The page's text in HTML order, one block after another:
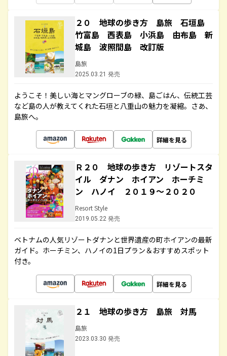
２０ 地球の歩き方 島旅 石垣島
竹富島 西表島 小浜島 由布島 新
城島 波照間島 改訂版
島旅
2025.03.21 発売
ようこそ！美しい海とマングローブの緑、島ごはん、伝統工芸
など島の人が教えてくれた石垣と八重山の魅力を凝縮。さあ、
島旅へ。
詳細を見る
Ｒ２０ 地球の歩き方 リゾートスタ
イル ダナン ホイアン ホーチミ
ン ハノイ ２０１９～２０２０
Resort Style
2019.05.22 発売
ベトナムの人気リゾートダナンと世界遺産の町ホイアンの最新
ガイド。ホーチミン、ハノイの1日プラン＆おすすめスポット
付き。
詳細を見る
２１ 地球の歩き方 島旅 対馬
島旅
2023.03.30 発売